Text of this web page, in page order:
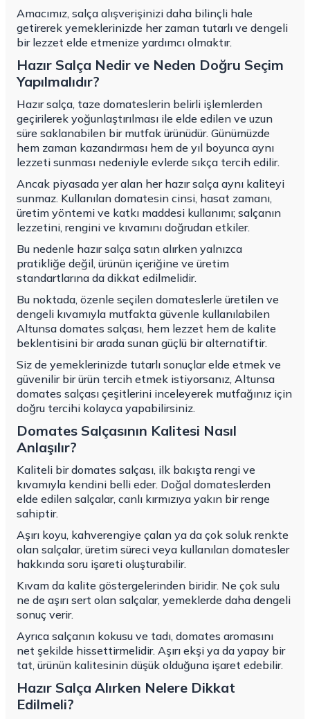
Amacımız, salça alışverişinizi daha bilinçli hale
getirerek yemeklerinizde her zaman tutarlı ve dengeli
bir lezzet elde etmenize yardımcı olmaktır.
Hazır Salça Nedir ve Neden Doğru Seçim
Yapılmalıdır?
Hazır salça, taze domateslerin belirli işlemlerden
geçirilerek yoğunlaştırılması ile elde edilen ve uzun
süre saklanabilen bir mutfak ürünüdür. Günümüzde
hem zaman kazandırması hem de yıl boyunca aynı
lezzeti sunması nedeniyle evlerde sıkça tercih edilir.
Ancak piyasada yer alan her hazır salça aynı kaliteyi
sunmaz. Kullanılan domatesin cinsi, hasat zamanı,
üretim yöntemi ve katkı maddesi kullanımı; salçanın
lezzetini, rengini ve kıvamını doğrudan etkiler.
Bu nedenle hazır salça satın alırken yalnızca
pratikliğe değil, ürünün içeriğine ve üretim
standartlarına da dikkat edilmelidir.
Bu noktada, özenle seçilen domateslerle üretilen ve
dengeli kıvamıyla mutfakta güvenle kullanılabilen
Altunsa domates salçası, hem lezzet hem de kalite
beklentisini bir arada sunan güçlü bir alternatiftir.
Siz de yemeklerinizde tutarlı sonuçlar elde etmek ve
güvenilir bir ürün tercih etmek istiyorsanız, Altunsa
domates salçası çeşitlerini inceleyerek mutfağınız için
doğru tercihi kolayca yapabilirsiniz.
Domates Salçasının Kalitesi Nasıl
Anlaşılır?
Kaliteli bir domates salçası, ilk bakışta rengi ve
kıvamıyla kendini belli eder. Doğal domateslerden
elde edilen salçalar, canlı kırmızıya yakın bir renge
sahiptir.
Aşırı koyu, kahverengiye çalan ya da çok soluk renkte
olan salçalar, üretim süreci veya kullanılan domatesler
hakkında soru işareti oluşturabilir.
Kıvam da kalite göstergelerinden biridir. Ne çok sulu
ne de aşırı sert olan salçalar, yemeklerde daha dengeli
sonuç verir.
Ayrıca salçanın kokusu ve tadı, domates aromasını
net şekilde hissettirmelidir. Aşırı ekşi ya da yapay bir
tat, ürünün kalitesinin düşük olduğuna işaret edebilir.
Hazır Salça Alırken Nelere Dikkat
Edilmeli?